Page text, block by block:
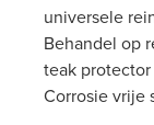
universele
Behandel op
teak protector
Corrosie vrije